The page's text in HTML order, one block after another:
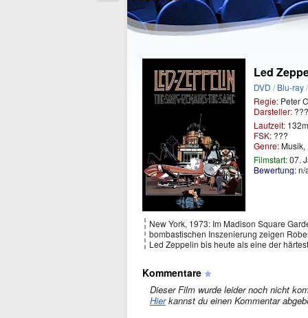
Led
DVD /Blu-ray
Regie: Peter
Darsteller:
Laufzeit:
FSK: ???
Genre:
Filmstart:07.
Bewertung:
New York, 1973: Im Madison Square
bombastischen Inszenierung zeigen
Led Zeppelin bis heute als eine der
Kommentare
Dieser Film wurde leider noch nicht
Hierkannst du einen Kommentar